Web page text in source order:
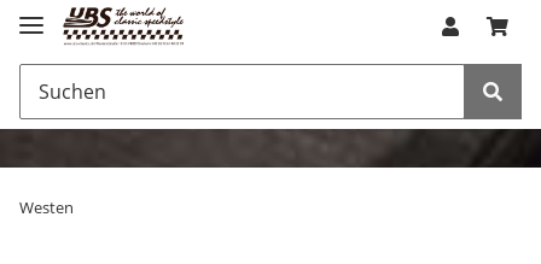
Westen